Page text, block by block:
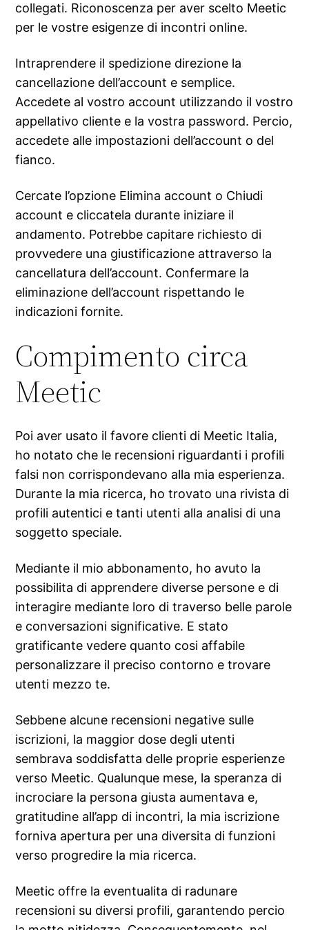
collegati. Riconoscenza per aver scelto Meetic
per le vostre esigenze di incontri online.
Intraprendere il spedizione direzione la
cancellazione dell’account e semplice.
Accedete al vostro account utilizzando il vostro
appellativo cliente e la vostra password. Percio,
accedete alle impostazioni dell’account o del
fianco.
Cercate l’opzione Elimina account o Chiudi
account e cliccatela durante iniziare il
andamento. Potrebbe capitare richiesto di
provvedere una giustificazione attraverso la
cancellatura dell’account. Confermare la
eliminazione dell’account rispettando le
indicazioni fornite.
Compimento circa
Meetic
Poi aver usato il favore clienti di Meetic Italia,
ho notato che le recensioni riguardanti i profili
falsi non corrispondevano alla mia esperienza.
Durante la mia ricerca, ho trovato una rivista di
profili autentici e tanti utenti alla analisi di una
soggetto speciale.
Mediante il mio abbonamento, ho avuto la
possibilita di apprendere diverse persone e di
interagire mediante loro di traverso belle parole
e conversazioni significative. E stato
gratificante vedere quanto cosi affabile
personalizzare il preciso contorno e trovare
utenti mezzo te.
Sebbene alcune recensioni negative sulle
iscrizioni, la maggior dose degli utenti
sembrava soddisfatta delle proprie esperienze
verso Meetic. Qualunque mese, la speranza di
incrociare la persona giusta aumentava e,
gratitudine all’app di incontri, la mia iscrizione
forniva apertura per una diversita di funzioni
verso progredire la mia ricerca.
Meetic offre la eventualita di radunare
recensioni su diversi profili, garantendo percio